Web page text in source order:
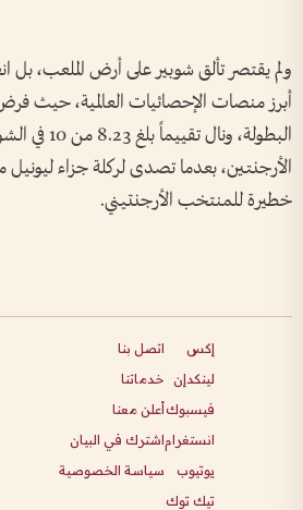
ولم يقتصر تألق شوبير على أرض الملعب،
أبرز منصات الإحصائيات العالمية،
البطولة،
الأرجنتين، بعدما تصدى لركلة جزاء
خطيرة للمنتخب الأرجنتيني.
إكس
لينكدإن
فيسبوك
انستغرام
يوتيوب
تيك توك
اتصل بنا
خدماتنا
أعلن معنا
اشترك في البيان
سياسة الخصوصية